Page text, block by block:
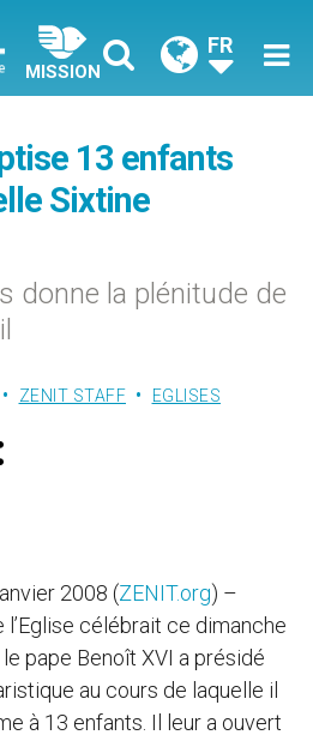
MISSION
FR
13 enfants
Sixtine
donne la plénitude de
ZENIT STAFF
EGLISES
2008 (ZENIT.org) –
célébrait ce dimanche
pape Benoît XVI a présidé
au cours de laquelle il
à 13 enfants. Il leur a ouvert